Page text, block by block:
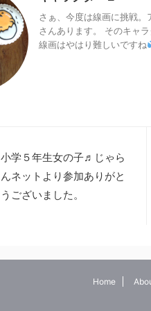
さぁ、今度は線画に挑戦。
さんあります。 そのキャ
線画はやはり難しいですね
小学５年生女の子♬じゃら
んネットより参加ありがと
うございました。
Home